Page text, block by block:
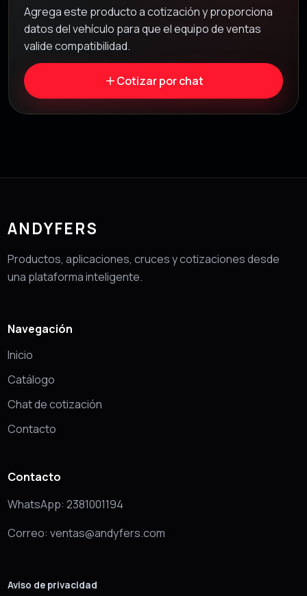
Agrega este producto a cotización y proporciona
datos del vehículo para que el equipo de ventas
valide compatibilidad.
Cotizar por chat
ANDYFERS
Productos, aplicaciones, cruces y cotizaciones desde
una plataforma inteligente.
Navegación
Inicio
Catálogo
Chat de cotización
Contacto
Contacto
WhatsApp: 2381001194
Correo: ventas@andyfers.com
Aviso de privacidad